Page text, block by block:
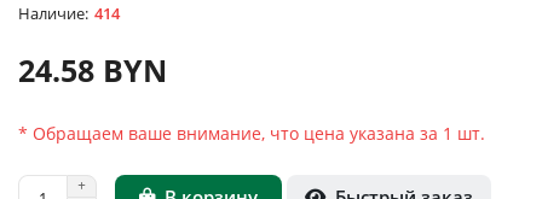
414
24.58 BYN
* Обращаем ваше внимание, что цена указана за 1 шт.